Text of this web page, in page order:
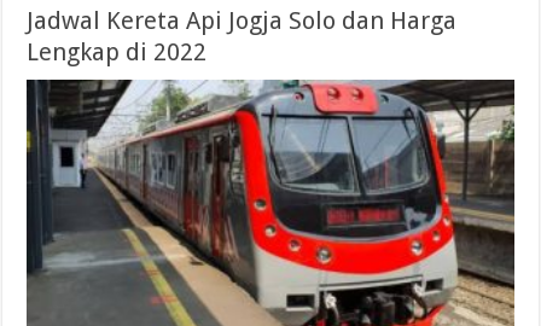
Jadwal Kereta Api Jogja Solo dan Harga
Lengkap di 2022